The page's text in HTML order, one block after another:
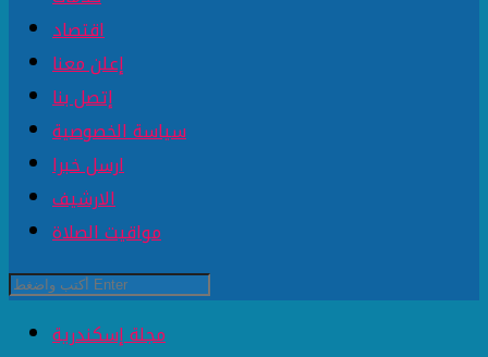
اقتصاد
إعلن معنا
إتصل بنا
سياسة الخصوصية
ارسل خبرا
الارشيف
مواقيت الصلاة
مجلة إسكندرية